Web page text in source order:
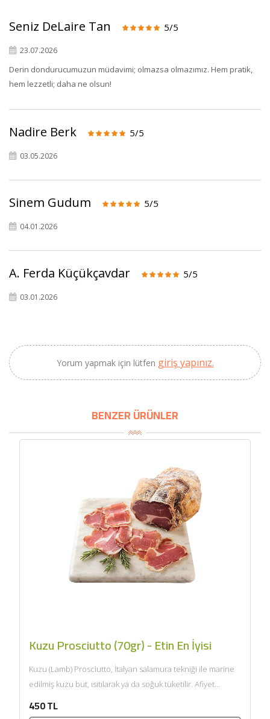
Seniz DeLaire Tan 5/5
23.07.2026
Derin dondurucumuzun müdavimi; olmazsa olmazımız. Hem pratik,
hem lezzetli; daha ne olsun!
Nadire Berk 5/5
03.05.2026
Sinem Gudum 5/5
04.01.2026
A. Ferda Küçükçavdar 5/5
03.01.2026
Yorum yapmak için lütfen giriş yapınız.
BENZER ÜRÜNLER
Kuzu Prosciutto (70gr) - Etin En İyisi
Kuzu (Lamb) Prosciutto, İtalyan salamura tekniği ile marine
edilmiş kuzu but, ısıtılarak ya da soğuk tüketilir. Afiyet
450 TL